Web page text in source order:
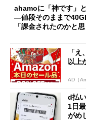
ahamoに「神です」
―値段そのままで
「課金されたのかと
「
以上
AD（
d払
1日
がめ